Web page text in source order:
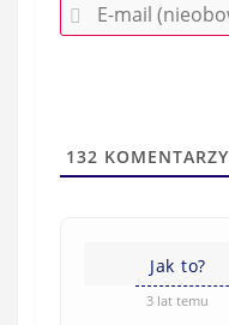
132 KOMENTARZY
Jak to?
3 lat temu